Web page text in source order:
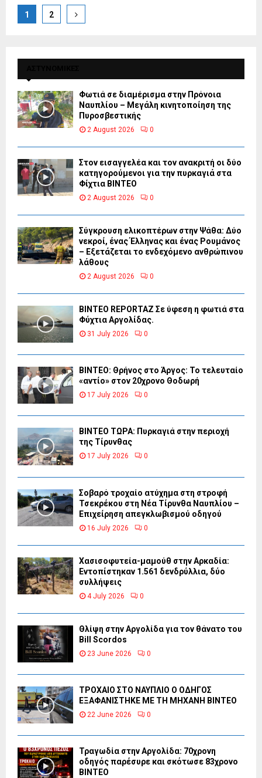
Posts
1 2
Φωτιά σε διαμέρισμα στην Πρόνοια
Ναυπλίου – Μεγάλη κινητοποίηση της
Πυροσβεστικής
2 August 2026 0
Στον εισαγγελέα και τον ανακριτή οι δύο
κατηγορούμενοι για την πυρκαγιά στα
Φίχτια ΒΙΝΤΕΟ
2 August 2026 0
Σύγκρουση ελικοπτέρων στην Ψάθα: Δύο
νεκροί, ένας Έλληνας και ένας Ρουμάνος
– Εξετάζεται το ενδεχόμενο ανθρώπινου
λάθους
2 August 2026 0
BINTEO REPORTAZ Σε ύφεση η φωτιά στα
Φύχτια Αργολίδας.
31 July 2026 0
ΒΙΝΤΕΟ: Θρήνος στο Άργος: Το τελευταίο
«αντίο» στον 20χρονο Θοδωρή
17 July 2026 0
ΒΙΝΤΕΟ ΤΩΡΑ: Πυρκαγιά στην περιοχή
της Τίρυνθας
17 July 2026 0
Σοβαρό τροχαίο ατύχημα στη στροφή
Τσεκρέκου στη Νέα Τίρυνθα Ναυπλίου –
Επιχείρηση απεγκλωβισμού οδηγού
16 July 2026 0
Χασισοφυτεία-μαμούθ στην Αρκαδία:
Εντοπίστηκαν 1.561 δενδρύλλια, δύο
συλλήψεις
4 July 2026 0
Θλίψη στην Αργολίδα για τον θάνατο του
Bill Scordos
23 June 2026 0
ΤΡΟΧΑΙΟ ΣΤΟ ΝΑΥΠΛΙΟ Ο ΟΔΗΓΟΣ
ΕΞΑΦΑΝΙΣΤΗΚΕ ΜΕ ΤΗ ΜΗΧΑΝΗ ΒΙΝΤΕΟ
22 June 2026 0
Τραγωδία στην Αργολίδα: 70χρονη
οδηγός παρέσυρε και σκότωσε 83χρονο
ΒΙΝΤΕΟ